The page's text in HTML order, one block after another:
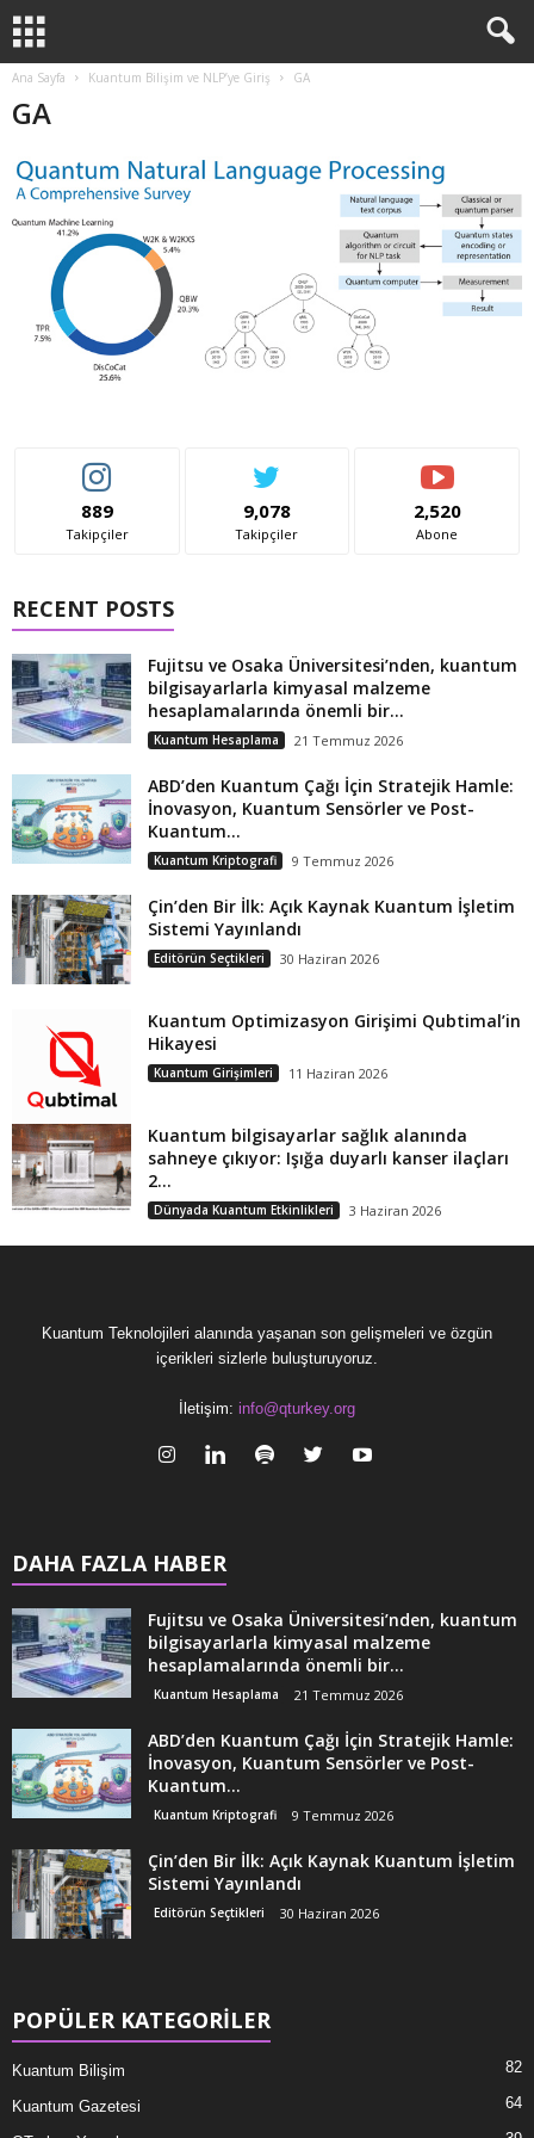
Ana Sayfa Kuantum Bilişim ve NLP’ye Giriş GA
GA
889
Takipçiler
9,078
Takipçiler
2,520
Abone
RECENT POSTS
Fujitsu ve Osaka Üniversitesi’nden, kuantum
bilgisayarlarla kimyasal malzeme
hesaplamalarında önemli bir...
Kuantum Hesaplama 21 Temmuz 2026
ABD’den Kuantum Çağı İçin Stratejik Hamle:
İnovasyon, Kuantum Sensörler ve Post-
Kuantum...
Kuantum Kriptografi 9 Temmuz 2026
Çin’den Bir İlk: Açık Kaynak Kuantum İşletim
Sistemi Yayınlandı
Editörün Seçtikleri 30 Haziran 2026
Kuantum Optimizasyon Girişimi Qubtimal’in
Hikayesi
Kuantum Girişimleri 11 Haziran 2026
Kuantum bilgisayarlar sağlık alanında
sahneye çıkıyor: Işığa duyarlı kanser ilaçları
2...
Dünyada Kuantum Etkinlikleri 3 Haziran 2026
Kuantum Teknolojileri alanında yaşanan son gelişmeleri ve özgün
içerikleri sizlerle buluşturuyoruz.
İletişim: info@qturkey.org
DAHA FAZLA HABER
Fujitsu ve Osaka Üniversitesi’nden, kuantum
bilgisayarlarla kimyasal malzeme
hesaplamalarında önemli bir...
Kuantum Hesaplama 21 Temmuz 2026
ABD’den Kuantum Çağı İçin Stratejik Hamle:
İnovasyon, Kuantum Sensörler ve Post-
Kuantum...
Kuantum Kriptografi 9 Temmuz 2026
Çin’den Bir İlk: Açık Kaynak Kuantum İşletim
Sistemi Yayınlandı
Editörün Seçtikleri 30 Haziran 2026
POPÜLER KATEGORİLER
Kuantum Bilişim 82
Kuantum Gazetesi 64